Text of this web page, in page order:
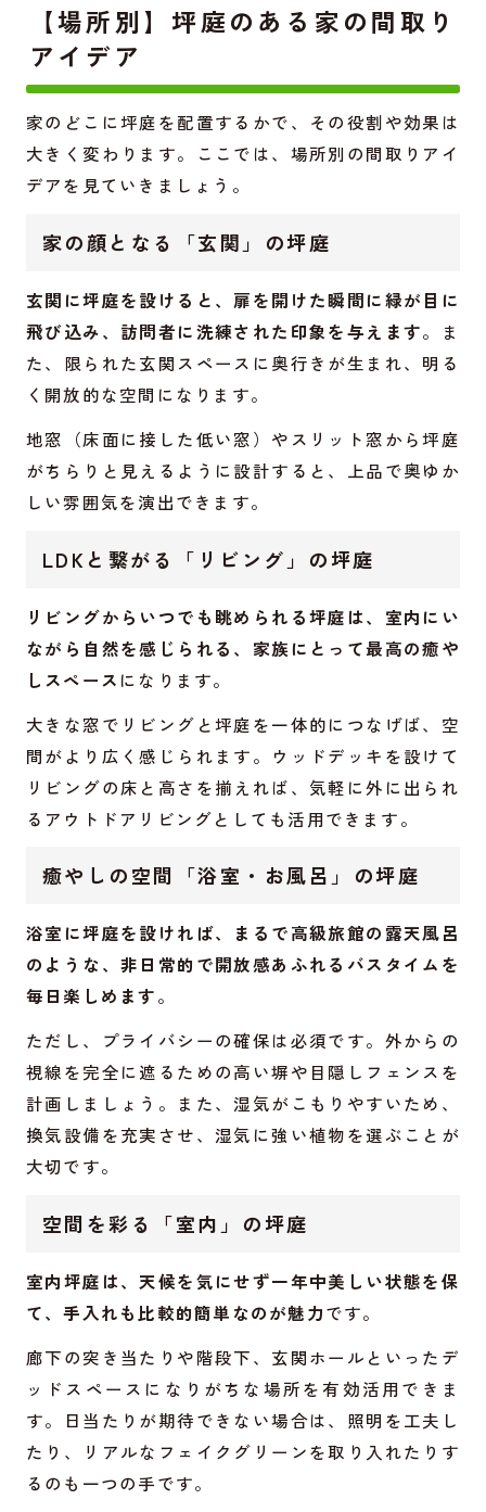
【場所別】坪庭のある家の間取り
アイデア
家のどこに坪庭を配置するかで、その役割や効果は
大きく変わります。ここでは、場所別の間取りアイ
デアを見ていきましょう。
家の顔となる「玄関」の坪庭
玄関に坪庭を設けると、扉を開けた瞬間に緑が目に
飛び込み、訪問者に洗練された印象を与えます。ま
た、限られた玄関スペースに奥行きが生まれ、明る
く開放的な空間になります。
地窓（床面に接した低い窓）やスリット窓から坪庭
がちらりと見えるように設計すると、上品で奥ゆか
しい雰囲気を演出できます。
LDKと繋がる「リビング」の坪庭
リビングからいつでも眺められる坪庭は、室内にい
ながら自然を感じられる、家族にとって最高の癒や
しスペース になります。
大きな窓でリビングと坪庭を一体的につなげば、空
間がより広く感じられます。ウッドデッキを設けて
リビングの床と高さを揃えれば、気軽に外に出られ
るアウトドアリビングとしても活用できます。
癒やしの空間「浴室・お風呂」の坪庭
浴室に坪庭を設ければ、まるで高級旅館の露天風呂
のような、非日常的で開放感あふれるバスタイムを
毎日楽しめます。
ただし、プライバシーの確保は必須です。外からの
視線を完全に遮るための高い塀や目隠しフェンスを
計画しましょう。また、湿気がこもりやすいため、
換気設備を充実させ、湿気に強い植物を選ぶことが
大切です。
空間を彩る「室内」の坪庭
室内坪庭は、天候を気にせず一年中美しい状態を保
て、手入れも比較的簡単なのが魅力です。
廊下の突き当たりや階段下、玄関ホールといったデ
ッドスペースになりがちな場所を有効活用できま
す。日当たりが期待できない場合は、照明を工夫し
たり、リアルなフェイクグリーンを取り入れたりす
るのも一つの手です。